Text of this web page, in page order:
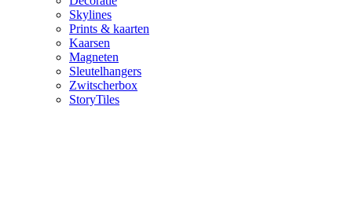
Skylines
Prints & kaarten
Kaarsen
Magneten
Sleutelhangers
Zwitscherbox
StoryTiles